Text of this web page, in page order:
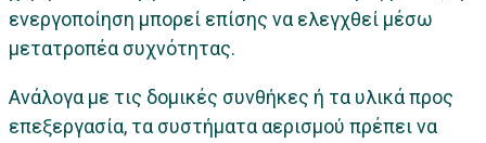
ενεργοποίηση μπορεί επίσης να ελεγχθεί μέσω
μετατροπέα συχνότητας.
Ανάλογα με τις δομικές συνθήκες ή τα υλικά προς
επεξεργασία, τα συστήματα αερισμού πρέπει να